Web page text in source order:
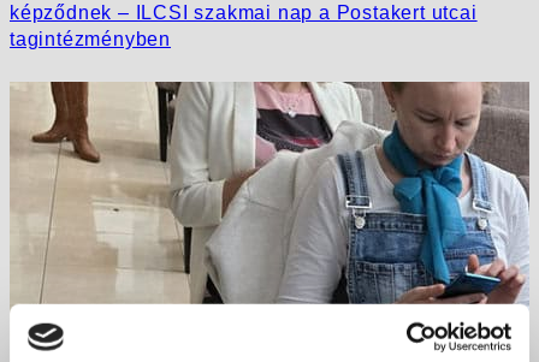
képződnek – ILCSI szakmai nap a Postakert utcai
tagintézményben